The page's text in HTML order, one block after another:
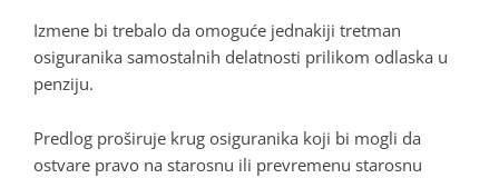
Izmene bi trebalo da omoguće jednakiji tretman
osiguranika samostalnih delatnosti prilikom odlaska u
penziju.
Predlog proširuje krug osiguranika koji bi mogli da
ostvare pravo na starosnu ili prevremenu starosnu